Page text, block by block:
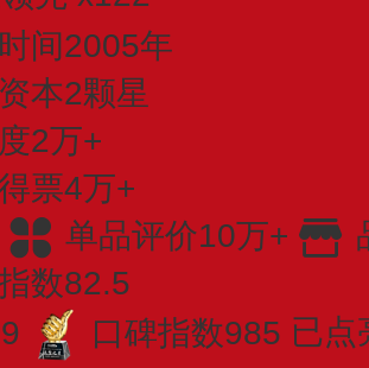
间2005年
本2颗星
2万+
票4万+
单品评价10万+
数82.5
口碑指数985 已点